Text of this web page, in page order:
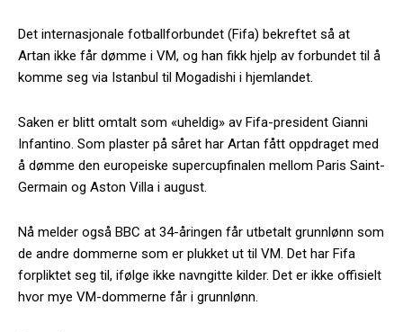
Det internasjonale fotballforbundet (Fifa) bekreftet så at
Artan ikke får dømme i VM, og han fikk hjelp av forbundet til å
komme seg via Istanbul til Mogadishi i hjemlandet.
Saken er blitt omtalt som «uheldig» av Fifa-president Gianni
Infantino. Som plaster på såret har Artan fått oppdraget med
å dømme den europeiske supercupfinalen mellom Paris Saint-
Germain og Aston Villa i august.
Nå melder også BBC at 34-åringen får utbetalt grunnlønn som
de andre dommerne som er plukket ut til VM. Det har Fifa
forpliktet seg til, ifølge ikke navngitte kilder. Det er ikke offisielt
hvor mye VM-dommerne får i grunnlønn.